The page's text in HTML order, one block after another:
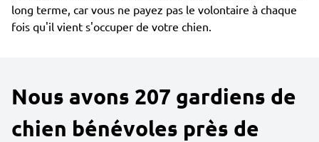
long terme, car vous ne payez pas le volontaire à chaque
fois qu'il vient s'occuper de votre chien.
Nous avons 207 gardiens de
chien bénévoles près de